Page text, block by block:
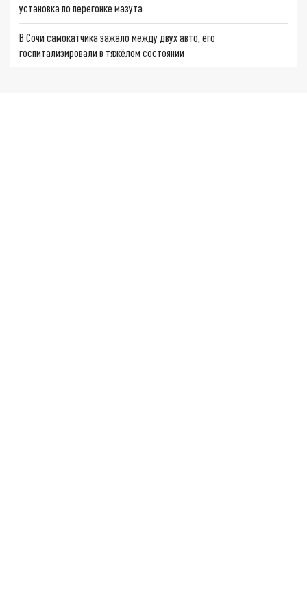
установка по перегонке мазута
В Сочи самокатчика зажало между двух авто, его
госпитализировали в тяжёлом состоянии